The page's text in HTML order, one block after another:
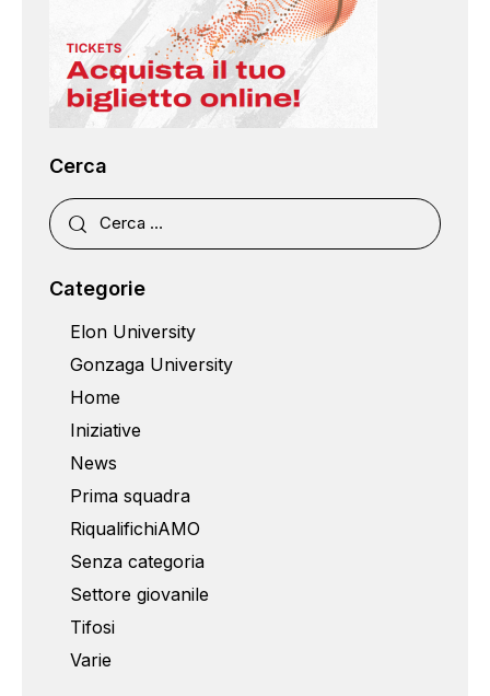
Cerca
Categorie
Elon University
Gonzaga University
Home
Iniziative
News
Prima squadra
RiqualifichiAMO
Senza categoria
Settore giovanile
Tifosi
Varie